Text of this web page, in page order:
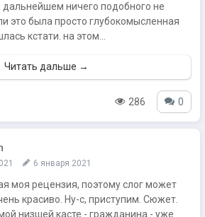
дальнейшем ничего подобного не
это была просто глубокомысленная
кстати. на этом...
Читать дальше →
286 0
6 января 2021
моя рецензия, поэтому слог может
красиво. Ну-с, приступим. Сюжет.
низшей касте - гражданина - уже